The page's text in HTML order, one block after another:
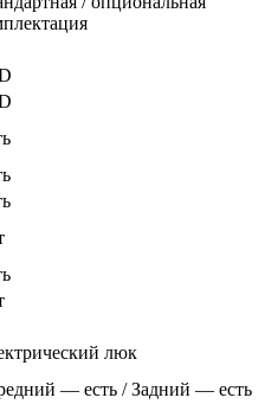
люк
— есть / Задний — есть